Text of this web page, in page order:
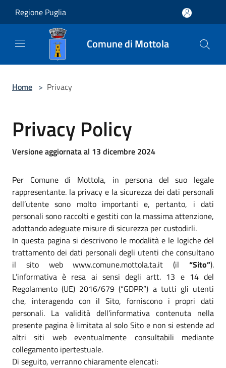
Regione Puglia
Comune di Mottola
Home > Privacy
Privacy Policy
Versione aggiornata al 13 dicembre 2024
Per Comune di Mottola, in persona del suo legale
rappresentante. la privacy e la sicurezza dei dati personali
dell’utente sono molto importanti e, pertanto, i dati
personali sono raccolti e gestiti con la massima attenzione,
adottando adeguate misure di sicurezza per custodirli.
In questa pagina si descrivono le modalità e le logiche del
trattamento dei dati personali degli utenti che consultano
il sito web www.comune.mottola.ta.it (il “Sito”).
L’informativa è resa ai sensi degli artt. 13 e 14 del
Regolamento (UE) 2016/679 (“GDPR”) a tutti gli utenti
che, interagendo con il Sito, forniscono i propri dati
personali. La validità dell’informativa contenuta nella
presente pagina è limitata al solo Sito e non si estende ad
altri siti web eventualmente consultabili mediante
collegamento ipertestuale.
Di seguito, verranno chiaramente elencati: